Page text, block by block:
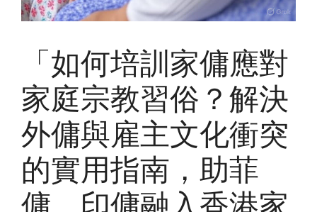
「如何培訓家傭應對
家庭宗教習俗？解決
外傭與雇主文化衝突
的實用指南，助菲